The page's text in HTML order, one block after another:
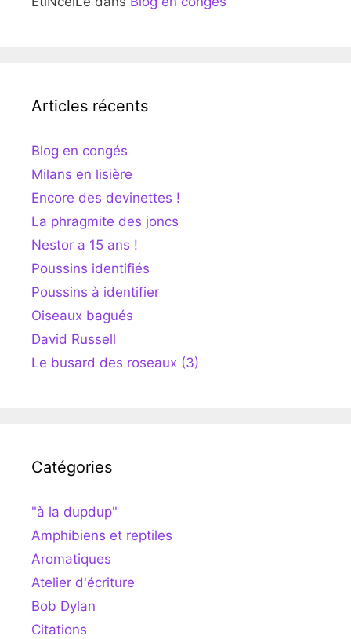
Articles récents
Blog en congés
Milans en lisière
Encore des devinettes !
La phragmite des joncs
Nestor a 15 ans !
Poussins identifiés
Poussins à identifier
Oiseaux bagués
David Russell
Le busard des roseaux (3)
Catégories
"à la dupdup"
Amphibiens et reptiles
Aromatiques
Atelier d'écriture
Bob Dylan
Citations